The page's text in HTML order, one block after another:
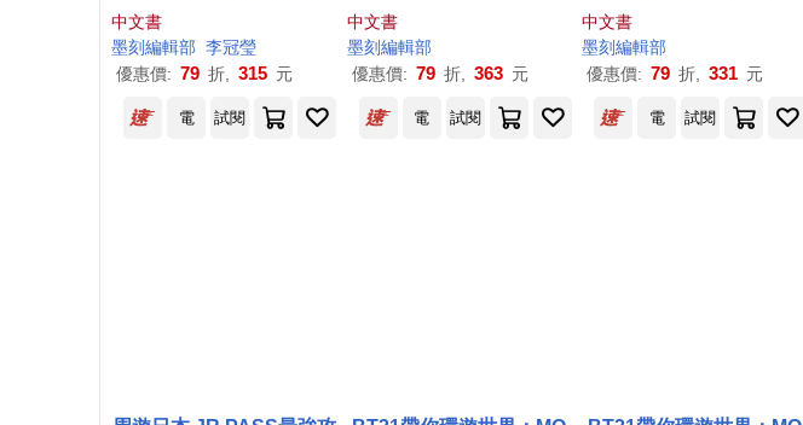
中文書
墨刻編輯部 李冠瑩
優惠價: 79 折, 315 元
中文書
墨刻編輯部
優惠價: 79 折, 363 元
根，交通票券×食宿玩買×
行程串聯×打卡秘境超級全
攻略
中文書
墨刻編輯部
優惠價: 79 折, 331 元
電 試閱 電 試閱 電 試閱